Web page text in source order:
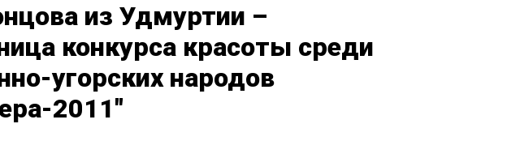
из Удмуртии –
конкурса красоты среди
угорских народов
2011"